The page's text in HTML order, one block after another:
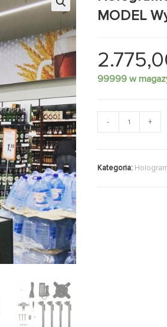
🔍
MODEL
99999 w
- +
Kategoria: